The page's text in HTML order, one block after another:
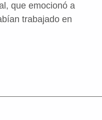
que emocionó a
trabajado en